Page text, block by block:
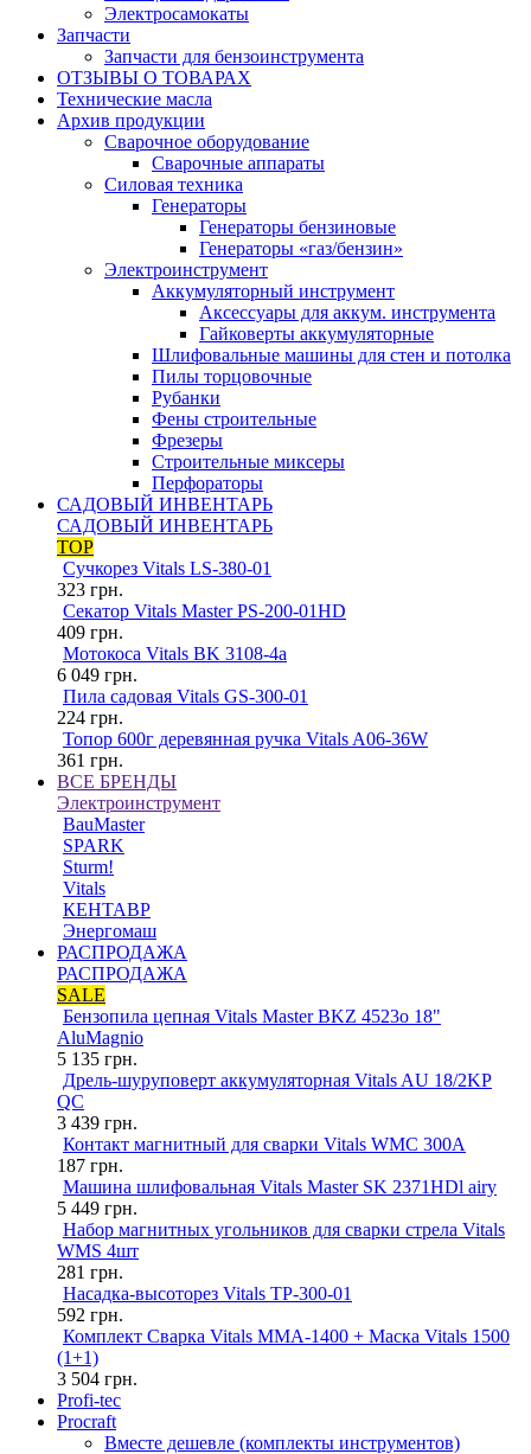
Электросамокаты
Запчасти
Запчасти для бензоинструмента
ОТЗЫВЫ О ТОВАРАХ
Технические масла
Архив продукции
Сварочное оборудование
Сварочные аппараты
Силовая техника
Генераторы
Генераторы бензиновые
Генераторы «газ/бензин»
Электроинструмент
Аккумуляторный инструмент
Аксессуары для аккум. инструмента
Гайковерты аккумуляторные
Шлифовальные машины для стен и потолка
Пилы торцовочные
Рубанки
Фены строительные
Фрезеры
Строительные миксеры
Перфораторы
САДОВЫЙ ИНВЕНТАРЬ
САДОВЫЙ ИНВЕНТАРЬ
TOP
Сучкорез Vitals LS-380-01
323 грн.
Секатор Vitals Master PS-200-01HD
409 грн.
Мотокоса Vitals BK 3108-4a
6 049 грн.
Пила садовая Vitals GS-300-01
224 грн.
Топор 600г деревянная ручка Vitals A06-36W
361 грн.
ВСЕ БРЕНДЫ
Электроинструмент
BauMaster
SPARK
Sturm!
Vitals
КЕНТАВР
Энергомаш
РАСПРОДАЖА
РАСПРОДАЖА
SALE
Бензопила цепная Vitals Master BKZ 4523o 18"
AluMagnio
5 135 грн.
Дрель-шуруповерт аккумуляторная Vitals AU 18/2KP
QC
3 439 грн.
Контакт магнитный для сварки Vitals WMC 300A
187 грн.
Машина шлифовальная Vitals Master SK 2371HDl airy
5 449 грн.
Набор магнитных угольников для сварки стрела Vitals
WMS 4шт
281 грн.
Насадка-высоторез Vitals TP-300-01
592 грн.
Комплект Сварка Vitals MMA-1400 + Маска Vitals 1500
(1+1)
3 504 грн.
Profi-tec
Procraft
Вместе дешевле (комплекты инструментов)